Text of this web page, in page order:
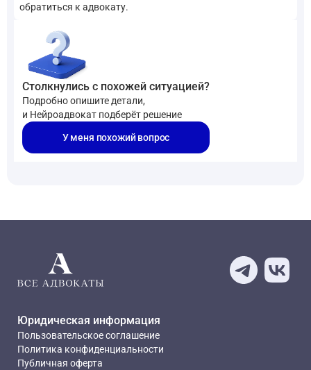
обратиться к адвокату.
Столкнулись с похожей ситуацией?
Подробно опишите детали,
и Нейроадвокат подберёт решение
У меня похожий вопрос
Юридическая информация
Пользовательское соглашение
Политика конфиденциальности
Публичная оферта